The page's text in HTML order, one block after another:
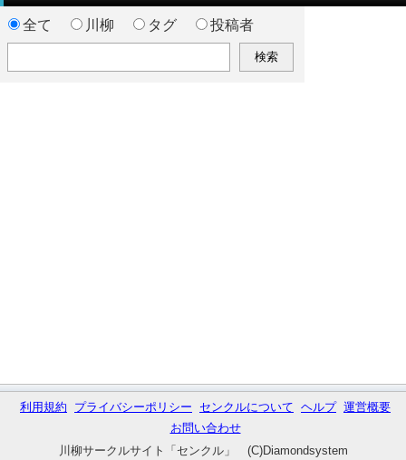
全て 川柳 タグ 投稿者
利用規約 プライバシーポリシー センクルについて ヘルプ 運営概要
お問い合わせ
川柳サークルサイト「センクル」 (C)Diamondsystem